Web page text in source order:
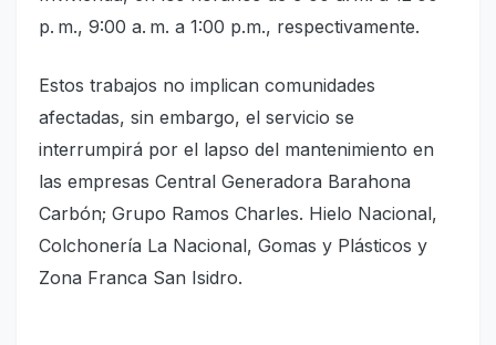
p. m., 9:00 a. m. a 1:00 p.m., respectivamente.
Estos trabajos no implican comunidades
afectadas, sin embargo, el servicio se
interrumpirá por el lapso del mantenimiento en
las empresas Central Generadora Barahona
Carbón; Grupo Ramos Charles. Hielo Nacional,
Colchonería La Nacional, Gomas y Plásticos y
Zona Franca San Isidro.